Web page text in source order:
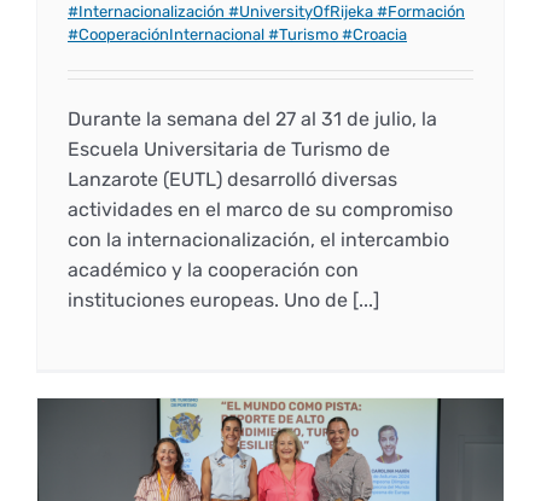
Derechos y deberes
Representantes
#Internacionalización #UniversityOfRijeka #Formación
#CooperaciónInternacional #Turismo #Croacia
Durante la semana del 27 al 31 de julio, la
Escuela Universitaria de Turismo de
Lanzarote (EUTL) desarrolló diversas
actividades en el marco de su compromiso
con la internacionalización, el intercambio
académico y la cooperación con
instituciones europeas. Uno de [...]